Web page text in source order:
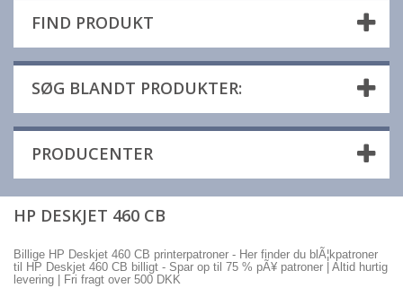
FIND PRODUKT
SØG BLANDT PRODUKTER:
PRODUCENTER
HP DESKJET 460 CB
Billige HP Deskjet 460 CB printerpatroner - Her finder du blÃ¦kpatroner
til HP Deskjet 460 CB billigt - Spar op til 75 % pÃ¥ patroner | Altid hurtig
levering | Fri fragt over 500 DKK